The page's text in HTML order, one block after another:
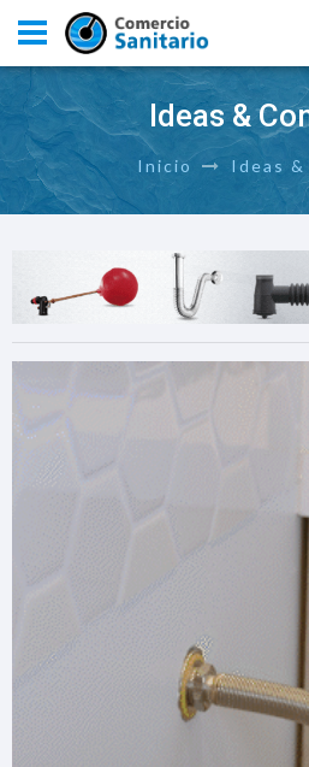
Ideas &
Inicio Ideas &